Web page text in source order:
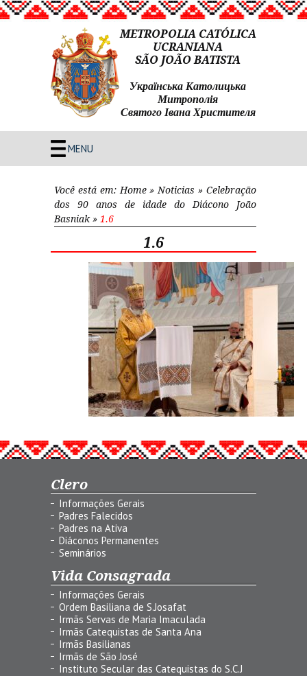
METROPOLIA CATÓLICA
UCRANIANA
SÃO JOÃO BATISTA
Українська Католицька
Митрополія
Святого Івана Христителя
MENU
Você está em: Home» Noticias »Celebração
dos 90 anos de idade do Diácono João
Basniak» 1.6
1.6
Clero
Informações Gerais
Padres Falecidos
Padres na Ativa
Diáconos Permanentes
Seminários
Vida Consagrada
Informações Gerais
Ordem Basiliana de S.Josafat
Irmãs Servas de Maria Imaculada
Irmãs Catequistas de Santa Ana
Irmãs Basilianas
Irmãs de São José
Instituto Secular das Catequistas do S.C.J